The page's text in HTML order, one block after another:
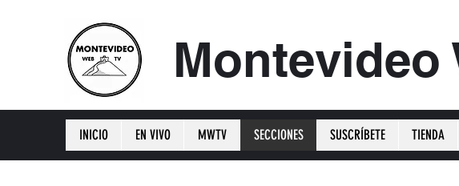
Montevideo
INICIO EN VIVO MWTV SECCIONES SUSCRÍBETE TIENDA